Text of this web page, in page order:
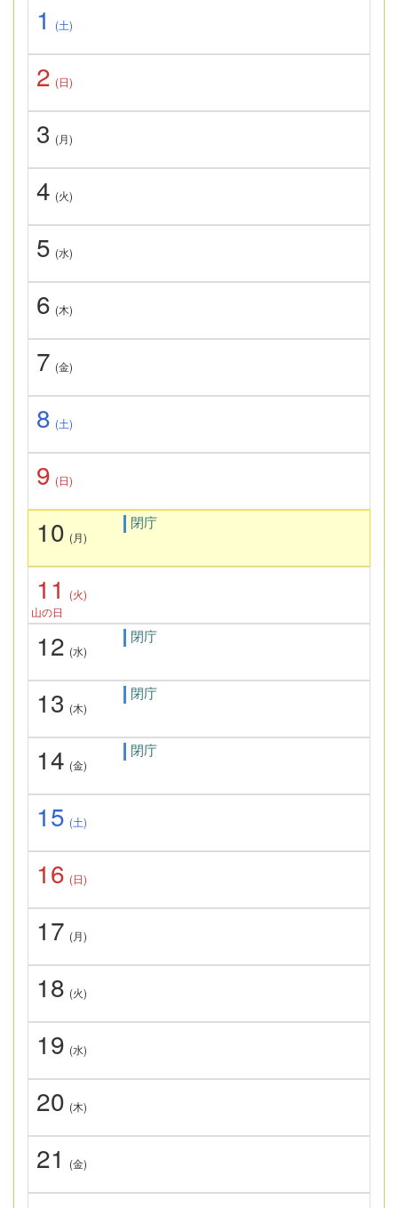
1 (土)
2 (日)
3 (月)
4 (火)
5 (水)
6 (木)
7 (金)
8 (土)
9 (日)
10 (月)
閉庁
11
(火)
山の日
12 (水)
閉庁
13 (木)
閉庁
14 (金)
閉庁
15 (土)
16 (日)
17 (月)
18 (火)
19 (水)
20 (木)
21 (金)